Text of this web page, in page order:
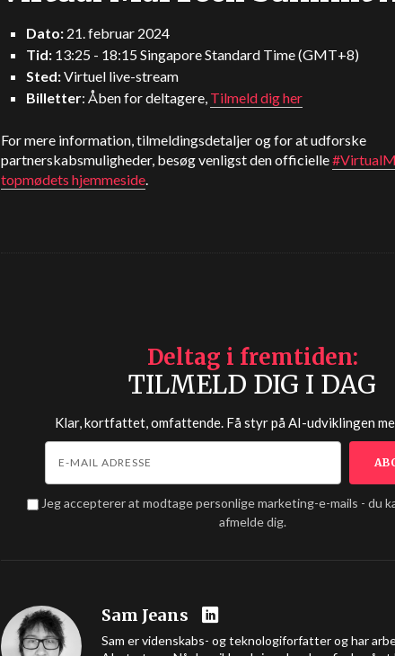
Dato: 21. februar 2024
Tid: 13:25 - 18:15 Singapore Standard Time (GMT+8)
Sted:Virtuel live-stream
Billetter: Åben for deltagere, Tilmeld dig her
For mere information, tilmeldingsdetaljer og for at udforske
partnerskabsmuligheder, besøg venligst den officielle
topmødets hjemmeside.
Deltag i fremtiden
TILMELD DIG I DAG
Klar, kortfattet, omfattende. Få styr på AI-udviklingen
Jeg accepterer at modtage personlige marketing-e-mails - du
afmelde dig.
Sam Jeans
Sam er videnskabs- og teknologiforfatter og har